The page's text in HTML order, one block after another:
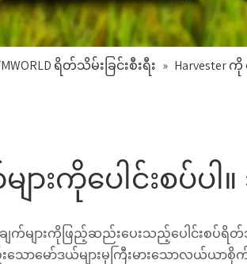
ရိတ်သိမ်းခြင်းစီးရီး » Harvester ကို
ျားကိုပေါင်းစပ်ပ
ျက်များကိုဖြည့်ဆည်းပေးသည့်ပေါင်းစ
ာမော်ဒယ်များမှကြီးမားသောလယ်ယာစို